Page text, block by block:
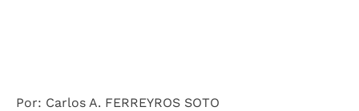
Por: Carlos A. FERREYROS SOTO